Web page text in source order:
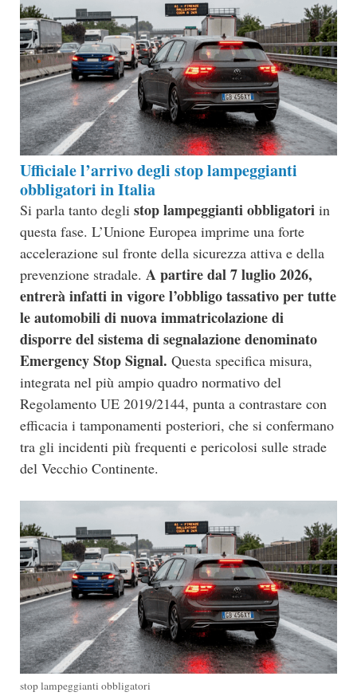
Ufficiale l’arrivo degli stop lampeggianti
obbligatori in Italia
Si parla tanto degli stop lampeggianti obbligatori in
questa fase. L’Unione Europea imprime una forte
accelerazione sul fronte della sicurezza attiva e della
prevenzione stradale. A partire dal 7 luglio 2026,
entrerà infatti in vigore l’obbligo tassativo per tutte
le automobili di nuova immatricolazione di
disporre del sistema di segnalazione denominato
Emergency Stop Signal. Questa specifica misura,
integrata nel più ampio quadro normativo del
Regolamento UE 2019/2144, punta a contrastare con
efficacia i tamponamenti posteriori, che si confermano
tra gli incidenti più frequenti e pericolosi sulle strade
del Vecchio Continente.
stop lampeggianti obbligatori